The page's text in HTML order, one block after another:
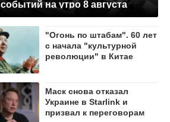
событий на утро 8 августа
"Огонь по штабам". 60 лет
с начала "культурной
революции" в Китае
Маск снова отказал
Украине в Starlink и
призвал к переговорам